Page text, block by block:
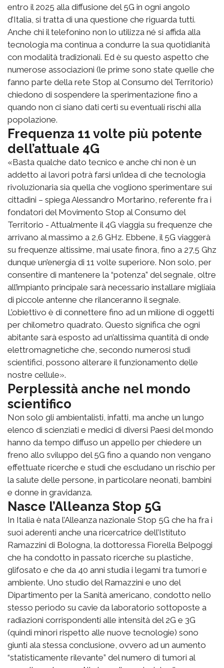
entro il 2025 alla diffusione del 5G in ogni angolo
d’Italia, si tratta di una questione che riguarda tutti.
Anche chi il telefonino non lo utilizza né si affida alla
tecnologia ma continua a condurre la sua quotidianità
con modalità tradizionali. Ed è su questo aspetto che
numerose associazioni (le prime sono state quelle che
fanno parte della rete Stop al Consumo del Territorio)
chiedono di sospendere la sperimentazione fino a
quando non ci siano dati certi su eventuali rischi alla
popolazione.
Frequenza 11 volte più potente
dell’attuale 4G
«Basta qualche dato tecnico e anche chi non è un
addetto ai lavori potrà farsi un’idea di che tecnologia
rivoluzionaria sia quella che vogliono sperimentare sui
cittadini – spiega Alessandro Mortarino, referente fra i
fondatori del Movimento Stop al Consumo del
Territorio - Attualmente il 4G viaggia su frequenze che
arrivano al massimo a 2,6 GHz. Ebbene, il 5G viaggerà
su frequenze altissime, mai usate finora, fino a 27,5 Ghz
dunque un’energia di 11 volte superiore. Non solo, per
consentire di mantenere la “potenza” del segnale, oltre
all’impianto principale sarà necessario installare migliaia
di piccole antenne che rilanceranno il segnale.
L’obiettivo è di connettere fino ad un milione di oggetti
per chilometro quadrato. Questo significa che ogni
abitante sarà esposto ad un’altissima quantità di onde
elettromagnetiche che, secondo numerosi studi
scientifici, possono alterare il funzionamento delle
nostre cellule».
Perplessità anche nel mondo
scientifico
Non solo gli ambientalisti, infatti, ma anche un lungo
elenco di scienziati e medici di diversi Paesi del mondo
hanno da tempo diffuso un appello per chiedere un
freno allo sviluppo del 5G fino a quando non vengano
effettuate ricerche e studi che escludano un rischio per
la salute delle persone, in particolare neonati, bambini
e donne in gravidanza.
Nasce l’Alleanza Stop 5G
In Italia è nata l’Alleanza nazionale Stop 5G che ha fra i
suoi aderenti anche una ricercatrice dell’Istituto
Ramazzini di Bologna, la dottoressa Fiorella Belpoggi
che ha condotto in passato ricerche su plastiche,
glifosato e che da 40 anni studia i legami tra tumori e
ambiente. Uno studio del Ramazzini e uno del
Dipartimento per la Sanità americano, condotto nello
stesso periodo su cavie da laboratorio sottoposte a
radiazioni corrispondenti alle intensità del 2G e 3G
(quindi minori rispetto alle nuove tecnologie) sono
giunti ala stessa conclusione, ovvero ad un aumento
“statisticamente rilevante” del numero di tumori al